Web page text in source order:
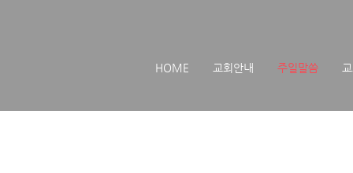
HOME 교회안내 주일말씀